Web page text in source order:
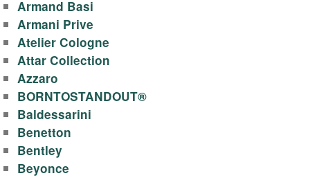
вArmand Basi
Armani Prive
Atelier Cologne
Attar Collection
Azzaro
BORNTOSTANDOUT®
Baldessarini
Benetton
Bentley
Beyonce